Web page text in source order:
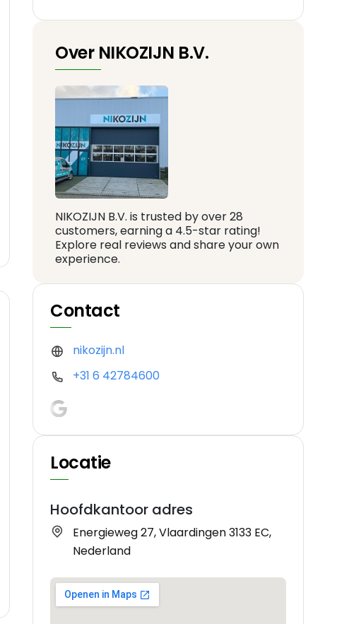
Over NIKOZIJN B.V.
NIKOZIJN B.V. is trusted by over 28
customers, earning a 4.5-star rating!
Explore real reviews and share your own
experience.
Contact
nikozijn.nl
+31 6 42784600
Locatie
Hoofdkantoor adres
Energieweg 27, Vlaardingen 3133 EC,
Nederland